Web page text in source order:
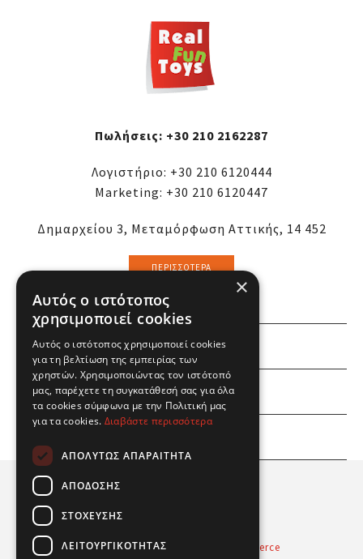
Πωλήσεις: +30 210 2162287
Λογιστήριο: +30 210 6120444
Marketing: +30 210 6120447
Δημαρχείου 3, Μεταμόρφωση Αττικής, 14 452
ΠΕΡΙΣΣΌΤΕΡΑ
ΕΜΕΙΣ
ΕΣΕΙΣ
Powered byRadicode nopCommerce
×
Αυτός ο ιστότοπος
χρησιμοποιεί cookies
Αυτός ο ιστότοπος χρησιμοποιεί cookies
για τη βελτίωση της εμπειρίας των
χρηστών. Χρησιμοποιώντας τον ιστότοπό
μας, παρέχετε τη συγκατάθεσή σας για όλα
τα cookies σύμφωνα με την Πολιτική μας
για τα cookies. Διαβάστε περισσότερα
ΑΠΟΛΎΤΩΣ ΑΠΑΡΑΊΤΗΤΑ
ΑΠΌΔΟΣΗΣ
ΣΤΌΧΕΥΣΗΣ
ΛΕΙΤΟΥΡΓΙΚΌΤΗΤΑΣ